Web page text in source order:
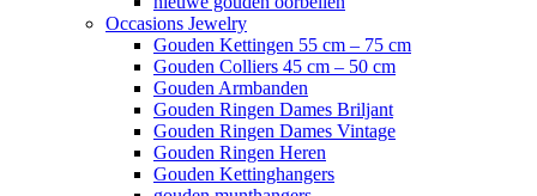
Occasions Jewelry
Gouden Kettingen 55 cm – 75 cm
Gouden Colliers 45 cm – 50 cm
Gouden Armbanden
Gouden Ringen Dames Briljant
Gouden Ringen Dames Vintage
Gouden Ringen Heren
Gouden Kettinghangers